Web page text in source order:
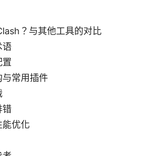
？与其他工具的对比
语
置
常用插件
错
优化